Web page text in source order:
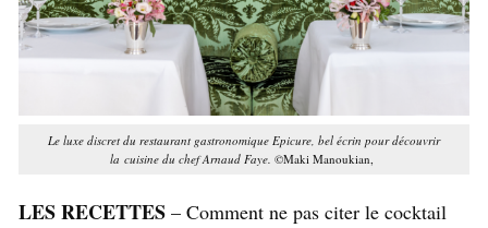
Le luxe discret du restaurant gastronomique Epicure, bel écrin pour découvrir
la cuisine du chef Arnaud Faye. ©Maki Manoukian,
LES RECETTES – Comment ne pas citer le cocktail